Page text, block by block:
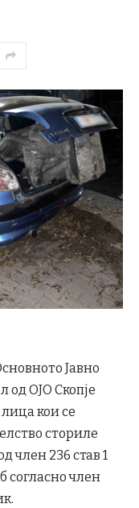
Јавно
од ОЈО Скопје
кои се
сториле
член 236 став 1
согласно член